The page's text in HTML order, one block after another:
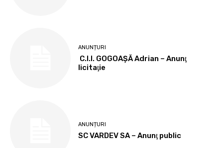
ANUNȚURI
C.I.I. GOGOAŞĂ Adrian – Anunţ
licitaţie
ANUNȚURI
SC VARDEV SA – Anunţ public